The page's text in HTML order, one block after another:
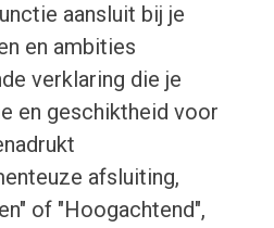
aansluit bij je
en ambities
verklaring die je
en geschiktheid voor
afsluiting,
of "Hoogachtend",